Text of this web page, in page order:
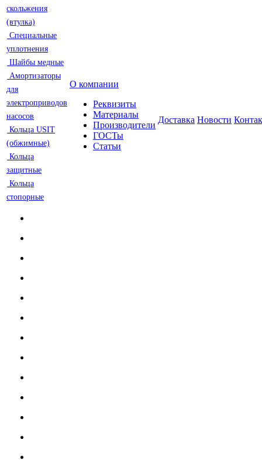
скольжения
(втулка)
Специальные
уплотнения
Шайбы медные
Амортизаторы
для
электроприводов
насосов
Кольца USIT
(обжимные)
Кольца
защитные
Кольца
стопорные
О компании
Реквизиты
Материалы
Производители
ГОСТы
Статьи
Доставка Новости